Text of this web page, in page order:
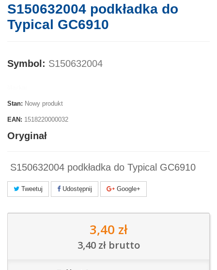
S150632004 podkładka do
Typical GC6910
Symbol: S150632004
Stan: Nowy produkt
EAN: 1518220000032
Oryginał
S150632004 podkładka do Typical GC6910
Tweetuj Udostępnij Google+
3,40 zł
3,40 złbrutto